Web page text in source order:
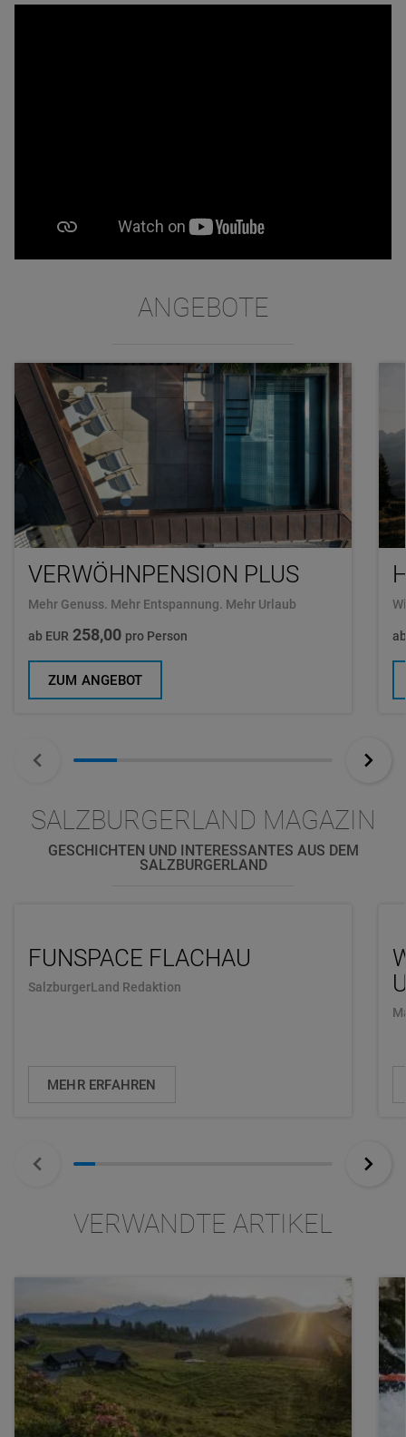
ANGEBOTE
VERWÖHNPENSION PLUS
Mehr Genuss. Mehr Entspannung. Mehr Urlaub
ab EUR 258,00 pro Person
ZUM ANGEBOT
ab
SALZBURGERLAND MAGAZIN
GESCHICHTEN UND INTERESSANTES AUS DEM
SALZBURGERLAND
FUNSPACE FLACHAU
SalzburgerLand Redaktion
MEHR ERFAHREN
VERWANDTE ARTIKEL